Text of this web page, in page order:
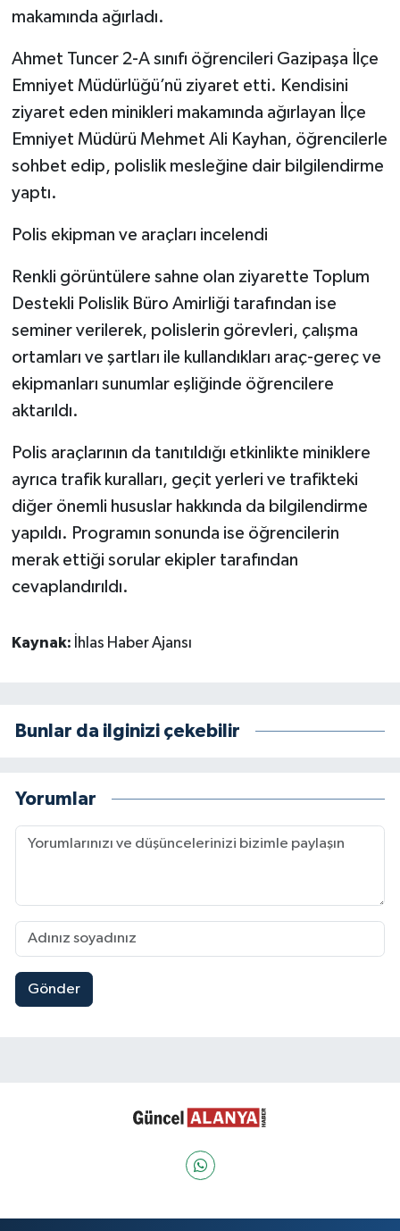
makamında ağırladı.
Ahmet Tuncer 2-A sınıfı öğrencileri Gazipaşa İlçe
Emniyet Müdürlüğü’nü ziyaret etti. Kendisini
ziyaret eden minikleri makamında ağırlayan İlçe
Emniyet Müdürü Mehmet Ali Kayhan, öğrencilerle
sohbet edip, polislik mesleğine dair bilgilendirme
yaptı.
Polis ekipman ve araçları incelendi
Renkli görüntülere sahne olan ziyarette Toplum
Destekli Polislik Büro Amirliği tarafından ise
seminer verilerek, polislerin görevleri, çalışma
ortamları ve şartları ile kullandıkları araç-gereç ve
ekipmanları sunumlar eşliğinde öğrencilere
aktarıldı.
Polis araçlarının da tanıtıldığı etkinlikte miniklere
ayrıca trafik kuralları, geçit yerleri ve trafikteki
diğer önemli hususlar hakkında da bilgilendirme
yapıldı. Programın sonunda ise öğrencilerin
merak ettiği sorular ekipler tarafından
cevaplandırıldı.
Kaynak: İhlas Haber Ajansı
Bunlar da ilginizi çekebilir
Yorumlar
Gönder